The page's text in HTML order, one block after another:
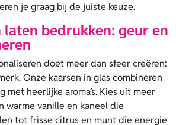
je graag bij de juiste keuze.
laten bedrukken: geur en
doet meer dan sfeer creëren:
Onze kaarsen in glas combineren
met heerlijke aroma’s. Kies uit meer
warme vanille en kaneel die
tot frisse citrus en munt die energie